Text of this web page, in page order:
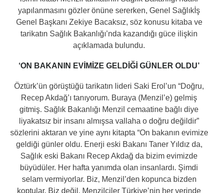
yapılanmasını gözler önüne sererken, Genel Sağlıkİş
Genel Başkanı Zekiye Bacaksız, söz konusu kitaba ve
tarikatın Sağlık Bakanlığı’nda kazandığı güce ilişkin
açıklamada bulundu.
‘ON BAKANIN EVİMİZE GELDİĞİ GÜNLER OLDU’
Öztürk’ün görüştüğü tarikatın lideri Saki Erol’un “Doğru,
Recep Akdağ’ı tanıyorum. Buraya (Menzil’e) gelmiş
gitmiş. Sağlık Bakanlığı Menzil cemaatine bağlı diye
liyakatsız bir insanı almışsa vallaha o doğru değildir”
sözlerini aktaran ve yine aynı kitapta “On bakanın evimize
geldiği günler oldu. Enerji eski Bakanı Taner Yıldız da,
Sağlık eski Bakanı Recep Akdağ da bizim evimizde
büyüdüler. Her hafta yanımda olan insanlardı. Şimdi
selam vermiyorlar. Biz, Menzil’den kopunca bizden
koptular. Biz değil, Menzilciler Türkiye’nin her yerinde